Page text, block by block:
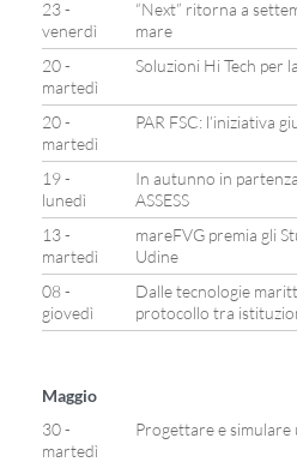
23 -
venerdì
“Next” ritorna a
mare
20 -
martedì
Soluzioni Hi Tech per
20 -
martedì
PAR FSC: l’iniziativa
19 -
lunedì
In autunno in
ASSESS
13 -
martedì
mareFVG premia gli
Udine
08 -
giovedì
Dalle tecnologie
protocollo tra
Maggio
30 -
martedì
Progettare e